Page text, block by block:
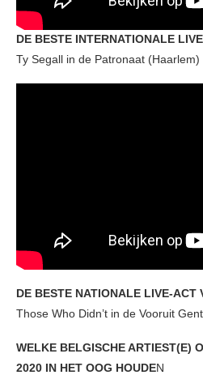
DE BESTE INTERNATIONALE
Ty Segall in de Patronaat (Haarlem)
DE BESTE NATIONALE LIVE-ACT
Those Who Didn’t in de Vooruit Gent
WELKE BELGISCHE ARTIEST(E)
2020 IN HET OOG HOUDEN